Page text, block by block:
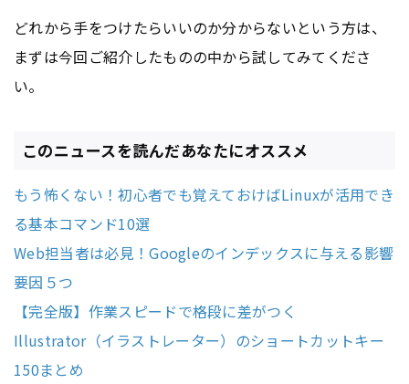
どれから手をつけたらいいのか分からないという方は、
まずは今回ご紹介したものの中から試してみてくださ
い。
このニュースを読んだあなたにオススメ
もう怖くない！初心者でも覚えておけばLinuxが活用でき
る基本コマンド10選
Web担当者は必見！Googleのインデックスに与える影響
要因５つ
【完全版】作業スピードで格段に差がつく
Illustrator（イラストレーター）のショートカットキー
150まとめ